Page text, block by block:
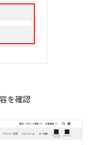
を確認